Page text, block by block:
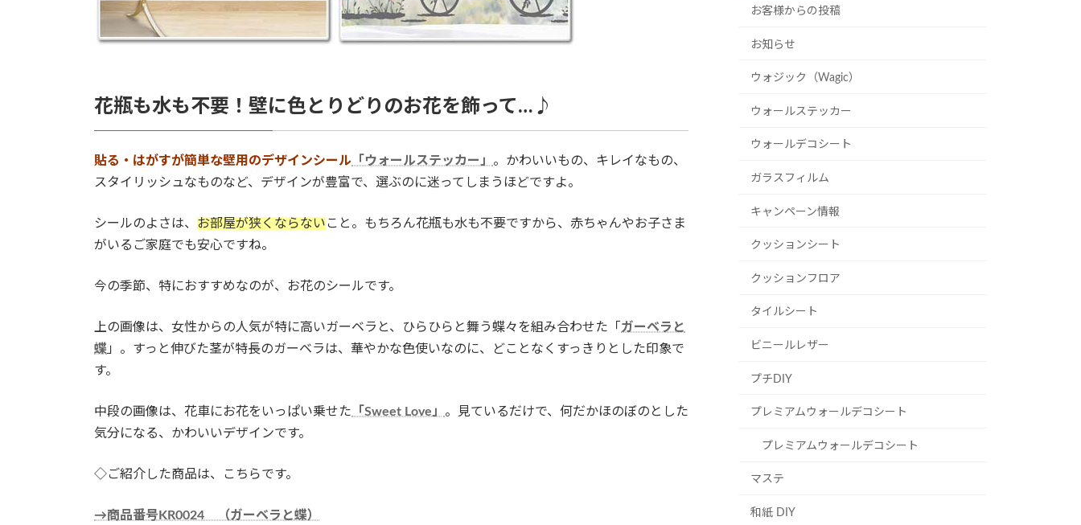
花瓶も水も不要！壁に色とりどりのお花を飾って…♪
貼る・はがすが簡単な壁用のデザインシール 「ウォールステッカー」 。かわいいもの、キレイなもの、
スタイリッシュなものなど、デザインが豊富で、選ぶのに迷ってしまうほどですよ。
シールのよさは、 お部屋が狭くならない こと。もちろん花瓶も水も不要ですから、赤ちゃんやお子さま
がいるご家庭でも安心ですね。
今の季節、特におすすめなのが、お花のシールです。
上の画像は、女性からの人気が特に高いガーベラと、ひらひらと舞う蝶々を組み合わせた「 ガーベラと
蝶 」。すっと伸びた茎が特長のガーベラは、華やかな色使いなのに、どことなくすっきりとした印象で
す。
中段の画像は、花車にお花をいっぱい乗せた 「Sweet Love」 。見ているだけで、何だかほのぼのとした
気分になる、かわいいデザインです。
◇ご紹介した商品は、こちらです。
→商品番号KR0024 （ガーベラと蝶）
お客様からの投稿
お知らせ
ウォジック（Wagic）
ウォールステッカー
ウォールデコシート
ガラスフィルム
キャンペーン情報
クッションシート
クッションフロア
タイルシート
ビニールレザー
プチDIY
プレミアムウォールデコシート
プレミアムウォールデコシート
マステ
和紙 DIY